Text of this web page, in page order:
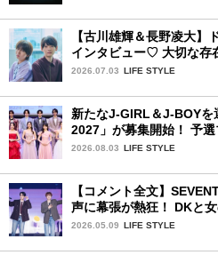
【古川雄輝＆長野凌大】
インタビュー♡ 大切な存
は？
2026.07.03 LIFE STYLE
新たなJ-GIRL＆J-BOY
2027」が募集開始！ 予
視した「新システム」に
2026.08.03 LIFE STYLE
【コメント全文】
声に幕張が熱狂！ DKと
ップルのドラマ動画で会
2026.05.09 LIFE STYLE